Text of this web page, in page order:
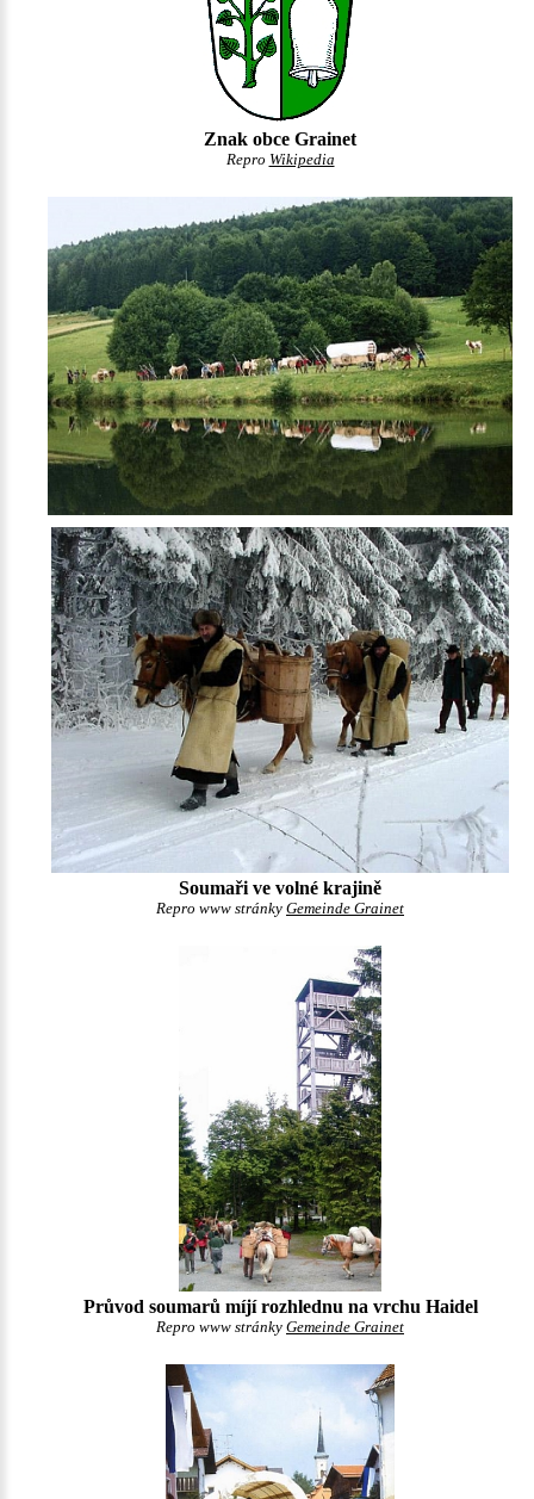
Znak obce Grainet
Repro Wikipedia
Soumaři ve volné krajině
Repro www stránky Gemeinde Grainet
Průvod soumarů míjí rozhlednu na vrchu Haidel
Repro www stránky Gemeinde Grainet